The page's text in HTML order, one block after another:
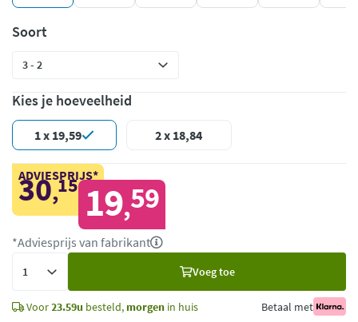
Soort
Kies je hoeveelheid
1 x 19,59 2 x 18,84
ADVIESPRIJS*
30,15 19,59
*Adviesprijs van fabrikant
Voeg toe
Voor23.59u besteld, morgen in huis Betaal met